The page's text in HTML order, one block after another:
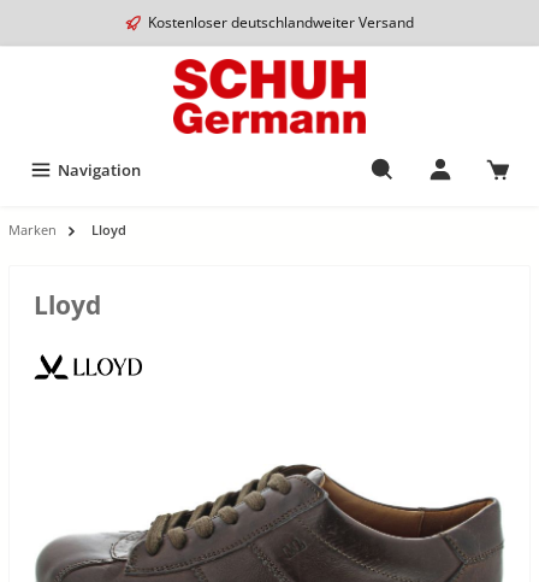
Kostenloser deutschlandweiter Versand
Navigation
Marken Lloyd
Lloyd